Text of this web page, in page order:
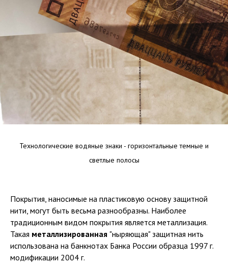
Технологические водяные знаки - горизонтальные темные и
светлые полосы
Покрытия, наносимые на пластиковую основу защитной
нити, могут быть весьма разнообразны. Наиболее
традиционным видом покрытия является металлизация.
Такая металлизированная "ныряющая" защитная нить
использована на банкнотах Банка России образца 1997 г.
модификации 2004 г.